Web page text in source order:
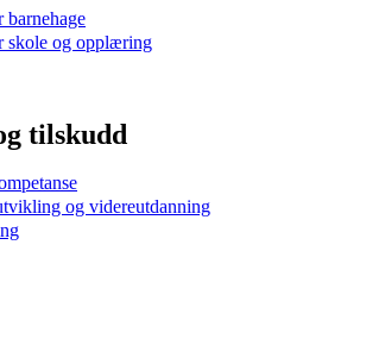
barnehage
skole og opplæring
tilskudd
og videreutdanning